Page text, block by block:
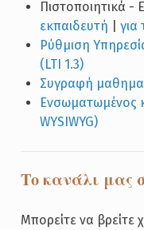
Πιστοποιητικά -
εκπαιδευτή
για
Ρύθμιση
(LTI 1.3)
Συγραφή
Ενσωματωμένος
WYSIWYG)
Tο κανάλι μας
Μπορείτε να βρείτε